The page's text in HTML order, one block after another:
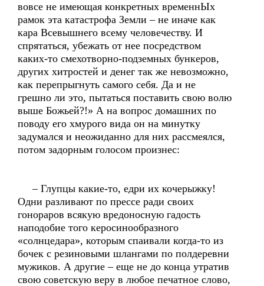
вовсе не имеющая конкретных временнЫх
рамок эта катастрофа Земли – не иначе как
кара Всевышнего всему человечеству. И
спрятаться, убежать от нее посредством
каких-то смехотворно-подземных бункеров,
других хитростей и денег так же невозможно,
как перепрыгнуть самого себя. Да и не
грешно ли это, пытаться поставить свою волю
выше Божьей?!» А на вопрос домашних по
поводу его хмурого вида он на минутку
задумался и неожиданно для них рассмеялся,
потом задорным голосом произнес:
– Глупцы какие-то, едри их кочерыжку!
Одни разливают по прессе ради своих
гонораров всякую вредоносную гадость
наподобие того керосинообразного
«солнцедара», которым спаивали когда-то из
бочек с резиновыми шлангами по полдеревни
мужиков. А другие – еще не до конца утратив
свою советскую веру в любое печатное слово,